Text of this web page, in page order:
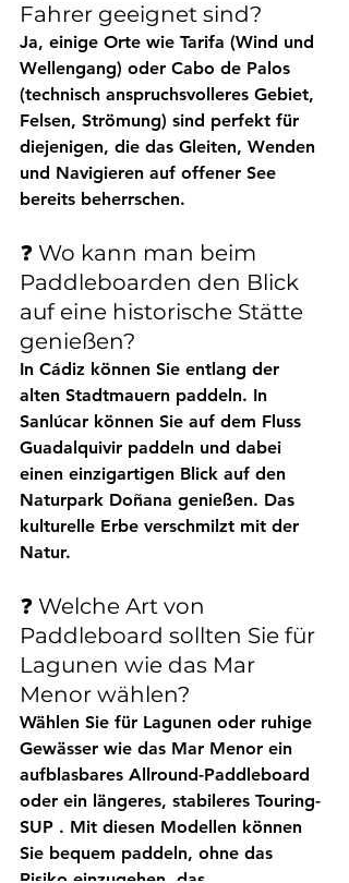
Fahrer geeignet sind?
Ja, einige Orte wie Tarifa (Wind und
Wellengang) oder Cabo de Palos
(technisch anspruchsvolleres Gebiet,
Felsen, Strömung) sind perfekt für
diejenigen, die das Gleiten, Wenden
und Navigieren auf offener See
bereits beherrschen.
❓ Wo kann man beim
Paddleboarden den Blick
auf eine historische Stätte
genießen?
In Cádiz können Sie entlang der
alten Stadtmauern paddeln. In
Sanlúcar können Sie auf dem Fluss
Guadalquivir paddeln und dabei
einen einzigartigen Blick auf den
Naturpark Doñana genießen. Das
kulturelle Erbe verschmilzt mit der
Natur.
❓ Welche Art von
Paddleboard sollten Sie für
Lagunen wie das Mar
Menor wählen?
Wählen Sie für Lagunen oder ruhige
Gewässer wie das Mar Menor ein
aufblasbares Allround-Paddleboard
oder ein längeres, stabileres Touring-
SUP . Mit diesen Modellen können
Sie bequem paddeln, ohne das